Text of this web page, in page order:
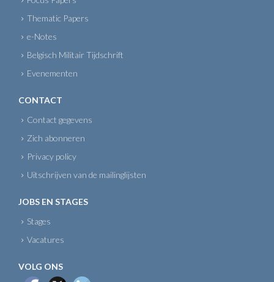
Thematic Papers
e-Notes
Belgisch Militair Tijdschrift
Evenementen
CONTACT
Contact gegevens
Zich abonneren
Privacy policy
Uitschrijven van de mailinglijsten
JOBS EN STAGES
Stages
Vacatures
VOLG ONS